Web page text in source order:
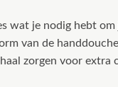
wat je nodig hebt
van de
zorgen voor extra